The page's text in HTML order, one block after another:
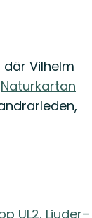
Vilhelm
Naturkartan
UL2, Ljuder–